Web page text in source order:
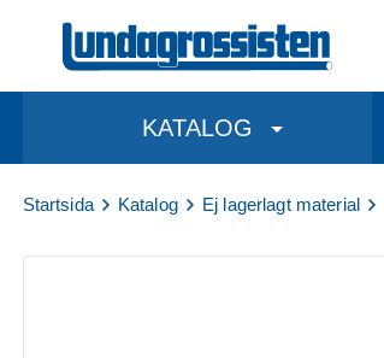
KATALOG
Startsida Katalog Ej lagerlagt material